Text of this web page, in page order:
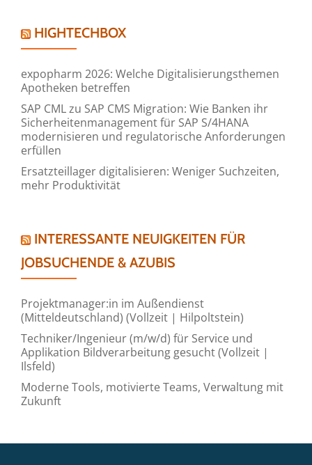
HIGHTECHBOX
expopharm 2026: Welche Digitalisierungsthemen
Apotheken betreffen
SAP CML zu SAP CMS Migration: Wie Banken ihr
Sicherheitenmanagement für SAP S/4HANA
modernisieren und regulatorische Anforderungen
erfüllen
Ersatzteillager digitalisieren: Weniger Suchzeiten,
mehr Produktivität
INTERESSANTE NEUIGKEITEN FÜR
JOBSUCHENDE & AZUBIS
Projektmanager:in im Außendienst
(Mitteldeutschland) (Vollzeit | Hilpoltstein)
Techniker/Ingenieur (m/w/d) für Service und
Applikation Bildverarbeitung gesucht (Vollzeit |
Ilsfeld)
Moderne Tools, motivierte Teams, Verwaltung mit
Zukunft